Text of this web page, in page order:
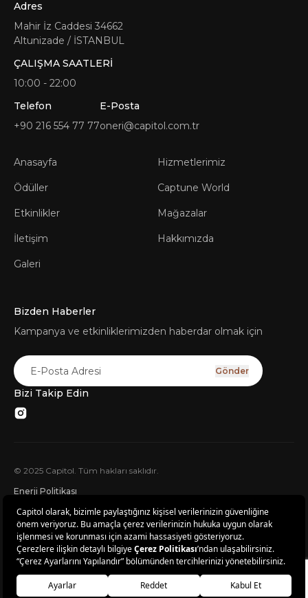
Adres
Mahir İz Caddesi 34662
Altunizade / İSTANBUL
ÇALIŞMA SAATLERİ
10:00 - 22:00
Telefon
+90 216 554 77 77
E-Posta
oneri@capitol.com.tr
Anasayfa
Ödüller
Etkinlikler
İletişim
Galeri
Hizmetlerimiz
Captune World
Mağazalar
Hakkımızda
Bizden Haberler
Kampanya ve etkinliklerimizden haberdar olmak için
Gönder
Bizi Takip Edin
© 2025 Capitol. Tüm hakları saklıdır.
Enerji Politikası
KVKK Başvuru Formu
Kişisel Verileri Saklama ve İmha Politikası
Kişisel Verilerin İşlenmesi Konusunda Aydınlatma Metni
Güvenlik Kameraları Aydınlatma Metni
Ticari